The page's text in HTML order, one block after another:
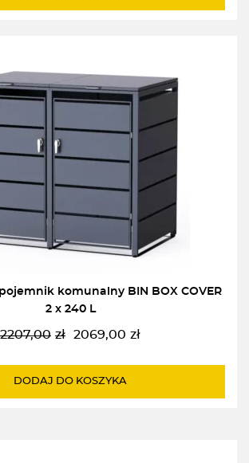
komunalny BIN BOX COVER
2 x 240 L
2207,00 zł
Pierwotna
wynosiła:
2069,00 zł
Aktualna
wynosi:
DODAJ DO KOSZYKA